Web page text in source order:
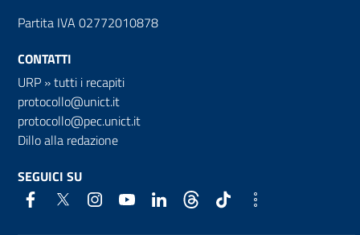
Partita IVA 02772010878
CONTATTI
URP »tutti i recapiti
protocollo@unict.it
protocollo@pec.unict.it
Dillo alla redazione
SEGUICI SU